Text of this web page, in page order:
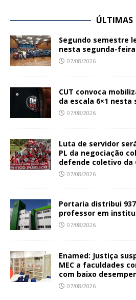
ÚLTIMAS
Segundo semestre
nesta segunda-feira
07/08/2026
CUT convoca
da escala 6×1
07/08/2026
Luta de servidor
PL da negociação
defende coletivo da
07/08/2026
Portaria distribui
professor em
07/08/2026
Enamed: Justiça
MEC a faculdades
com baixo
07/08/2026